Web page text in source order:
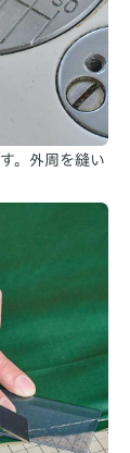
。外周を縫い